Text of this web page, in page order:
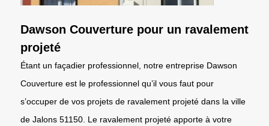
Dawson Couverture pour un ravalement
projeté
Étant un façadier professionnel, notre entreprise Dawson
Couverture est le professionnel qu’il vous faut pour
s’occuper de vos projets de ravalement projeté dans la ville
de Jalons 51150. Le ravalement projeté apporte à votre